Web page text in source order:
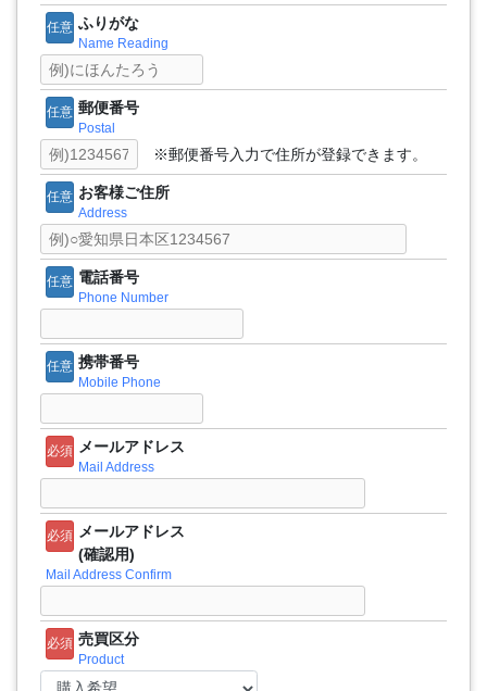
任意 ふりがな
Name Reading
任意 郵便番号
Postal
※郵便番号入力で住所が登録できます。
任意 お客様ご住所
Address
任意 電話番号
Phone Number
任意 携帯番号
Mobile Phone
必須 メールアドレス
Mail Address
必須 メールアドレス
(確認用)
Mail Address Confirm
必須 売買区分
Product